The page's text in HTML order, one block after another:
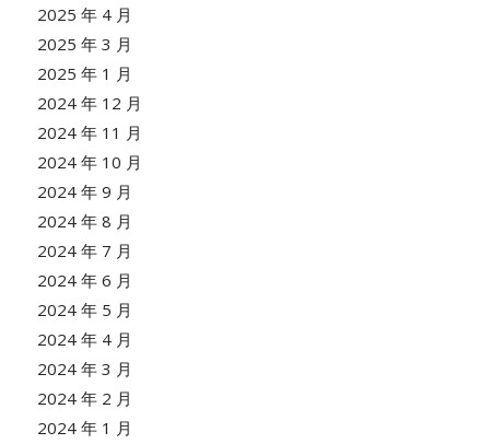
2025 年 4 月
2025 年 3 月
2025 年 1 月
2024 年 12 月
2024 年 11 月
2024 年 10 月
2024 年 9 月
2024 年 8 月
2024 年 7 月
2024 年 6 月
2024 年 5 月
2024 年 4 月
2024 年 3 月
2024 年 2 月
2024 年 1 月